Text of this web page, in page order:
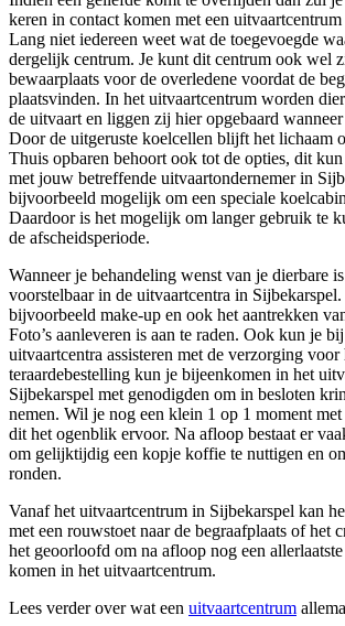
keren in contact komen met een
Lang niet iedereen weet wat de toegevoegde
dergelijk centrum. Je kunt dit centrum ook wel
bewaarplaats voor de overledene voordat de
plaatsvinden. In het uitvaartcentrum worden
de uitvaart en liggen zij hier opgebaard
Door de uitgeruste koelcellen blijft het lichaam
Thuis opbaren behoort ook tot de opties, dit
met jouw betreffende uitvaartondernemer in
bijvoorbeeld mogelijk om een speciale
Daardoor is het mogelijk om langer gebruik te
de afscheidsperiode.
Wanneer je behandeling wenst van je dierbare
voorstelbaar in de uitvaartcentra in
bijvoorbeeld make-up en ook het aantrekken
Foto’s aanleveren is aan te raden. Ook kun je
uitvaartcentra assisteren met de verzorging
teraardebestelling kun je bijeenkomen in het
Sijbekarspel met genodigden om in besloten
nemen. Wil je nog een klein 1 op 1 moment
dit het ogenblik ervoor. Na afloop bestaat er
om gelijktijdig een kopje koffie te nuttigen en
ronden.
Vanaf het uitvaartcentrum in Sijbekarspel kan
met een rouwstoet naar de begraafplaats of het
het geoorloofd om na afloop nog een
komen in het uitvaartcentrum.
Lees verder over wat een uitvaartcentrum